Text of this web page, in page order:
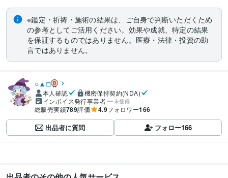
※鑑定・祈祷・施術の結果は、ご自身で判断いただくため
の参考としてご活用ください。効果や成就、特定の結果
を保証するものではありません。医療・法律・投資の助
言ではありません。
○▲□
本人確認
機密保持契約(NDA)
インボイス発行事業者
未登録
総販売実績789評価 4.9フォロワー166
出品者に質問 フォロー166